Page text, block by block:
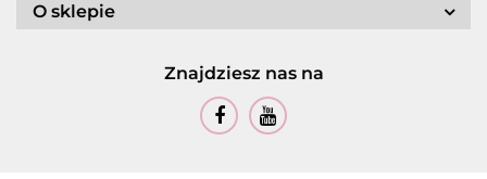
O sklepie
Znajdziesz nas na